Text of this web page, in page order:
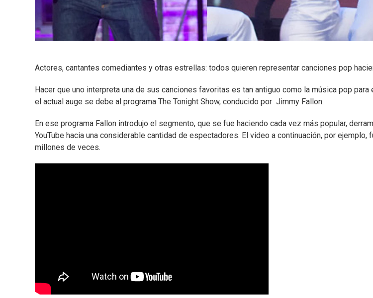
Actores, cantantes comediantes y otras estrellas: todos quieren representar canciones pop
Hacer que uno interpreta una de sus canciones favoritas es tan antiguo como la música pop
el actual auge se debe al programa The Tonight Show, conducido por Jimmy Fallon.
En ese programa Fallon introdujo el segmento, que se fue haciendo cada vez más popular,
YouTube hacia una considerable cantidad de espectadores. El video a continuación, por ejemplo,
millones de veces.